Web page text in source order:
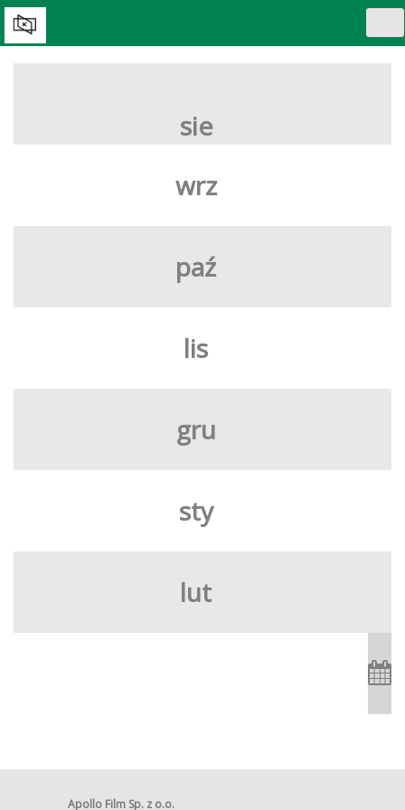
sie
wrz
paź
lis
gru
sty
lut
Apollo Film Sp. z o.o.